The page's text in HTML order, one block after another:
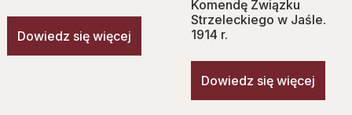
Dowiedz się więcej
Komendę Związku
Strzeleckiego w Jaśle.
1914 r.
Dowiedz się więcej